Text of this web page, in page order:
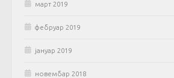
март 2019
фебруар 2019
јануар 2019
новембар 2018